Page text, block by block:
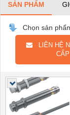
SẢN PHẨM
Chọn sản
LIÊN HỆ
CẤP